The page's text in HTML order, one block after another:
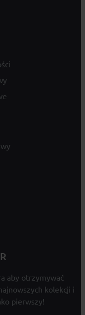
aby otrzymywać
kolekcji i
pierwszy!